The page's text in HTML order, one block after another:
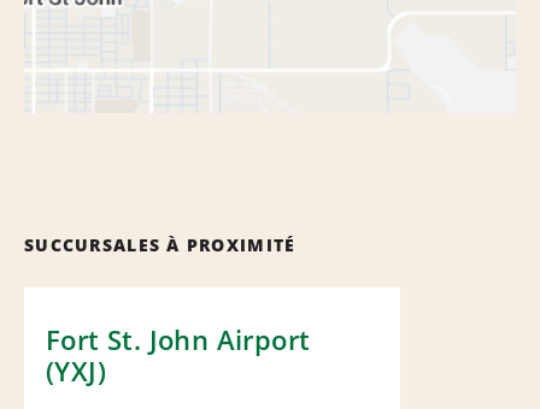
SUCCURSALES À PROXIMITÉ
Fort St. John Airport
(YXJ)